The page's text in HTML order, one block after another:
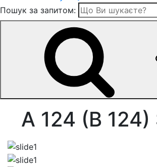
Пошук за запитом:
A 124 (B